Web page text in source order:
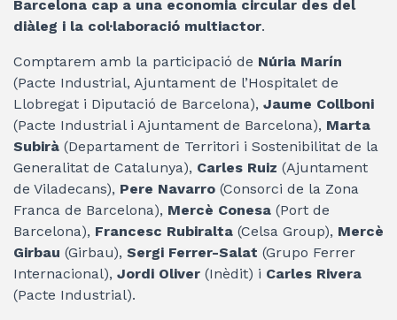
Barcelona cap a una economia circular des del
diàleg i la col·laboració multiactor.
Comptarem amb la participació de Núria Marín
(Pacte Industrial, Ajuntament de l’Hospitalet de
Llobregat i Diputació de Barcelona), Jaume Collboni
(Pacte Industrial i Ajuntament de Barcelona), Marta
Subirà (Departament de Territori i Sostenibilitat de la
Generalitat de Catalunya), Carles Ruiz (Ajuntament
de Viladecans), Pere Navarro (Consorci de la Zona
Franca de Barcelona), Mercè Conesa (Port de
Barcelona), Francesc Rubiralta (Celsa Group), Mercè
Girbau (Girbau), Sergi Ferrer-Salat (Grupo Ferrer
Internacional), Jordi Oliver (Inèdit) i Carles Rivera
(Pacte Industrial).